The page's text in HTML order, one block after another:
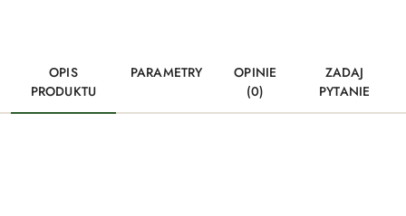
OPIS
PRODUKTU
PARAMETRY
OPINIE
(0)
ZADAJ
PYTANIE